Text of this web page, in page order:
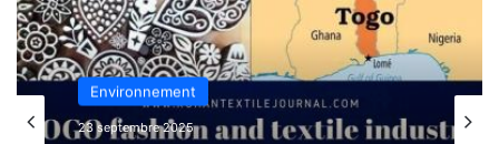
Environnement
23 septembre 2025